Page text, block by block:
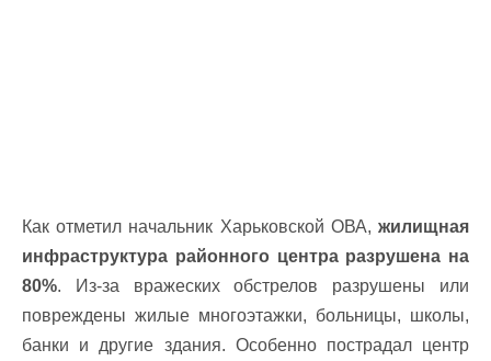
Как отметил начальник Харьковской ОВА, жилищная
инфраструктура районного центра разрушена на
80%. Из-за вражеских обстрелов разрушены или
повреждены жилые многоэтажки, больницы, школы,
банки и другие здания. Особенно пострадал центр